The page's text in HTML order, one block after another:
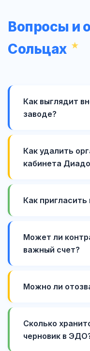
Вопросы и
Сольцах
Как выглядит
заводе?
Как удалить
кабинета
Как
Может ли
важный счет?
Можно ли
Сколько
черновик в